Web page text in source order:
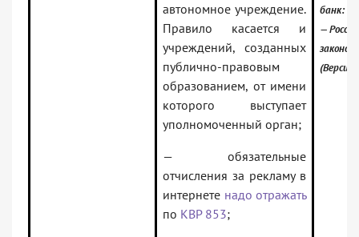
автономное учреждение.
Правило касается и
учреждений, созданных
публично-правовым
образованием, от имени
которого выступает
уполномоченный орган;
— обязательные
отчисления за рекламу в
интернете надо отражать
по КВР 853;
банк:
—
(Версия